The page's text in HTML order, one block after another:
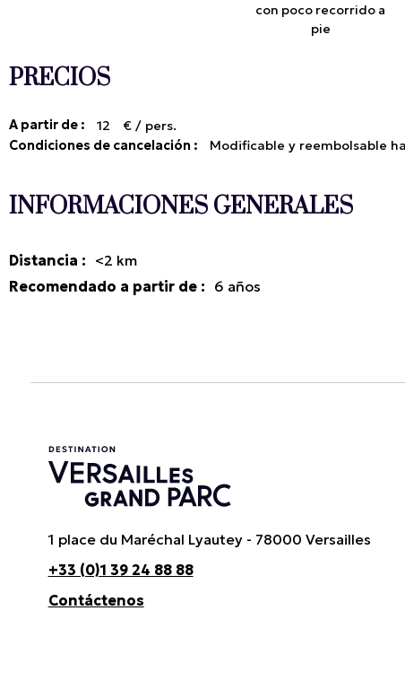
con poco recorrido a
pie
PRECIOS
A partir de : 12
€ / pers.
Condiciones de cancelación :
Modificable y reembolsable
INFORMACIONES GENERALES
Distancia : <2 km
Recomendado a partir de : 6 años
1 place du Maréchal Lyautey - 78000 Versailles
+33 (0)1 39 24 88 88
Contáctenos